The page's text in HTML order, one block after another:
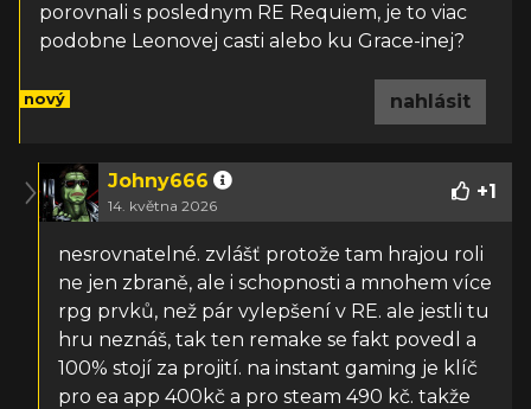
porovnali s poslednym RE Requiem, je to viac
podobne Leonovej casti alebo ku Grace-inej?
nový nahlásit
Johny666
14. května 2026
+1
nesrovnatelné. zvlášť protože tam hrajou roli
ne jen zbraně, ale i schopnosti a mnohem více
rpg prvků, než pár vylepšení v RE. ale jestli tu
hru neznáš, tak ten remake se fakt povedl a
100% stojí za projití. na instant gaming je klíč
pro ea app 400kč a pro steam 490 kč. takže